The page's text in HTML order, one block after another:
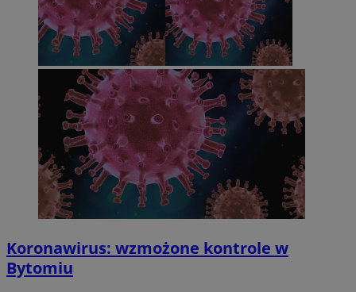
Koronawirus: wzmożone kontrole w
Bytomiu